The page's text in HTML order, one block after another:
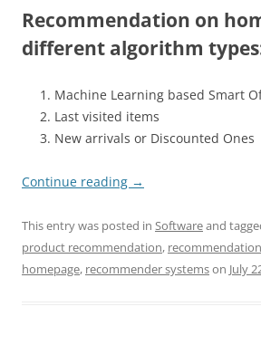
Recommendation on
different algorithm
Machine Learning based Smart
Last visited items
New arrivals or Discounted Ones
Continue reading →
This entry was posted in Softwareand
product recommendation, recommendation
homepage, recommender systemson July